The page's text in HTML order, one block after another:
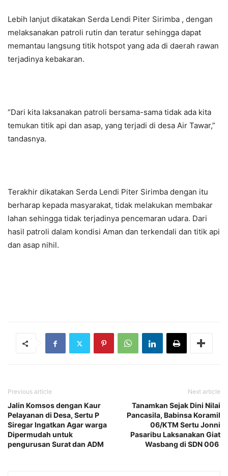
Lebih lanjut dikatakan Serda Lendi Piter Sirimba , dengan
melaksanakan patroli rutin dan teratur sehingga dapat
memantau langsung titik hotspot yang ada di daerah rawan
terjadinya kebakaran.
“Dari kita laksanakan patroli bersama-sama tidak ada kita
temukan titik api dan asap, yang terjadi di desa Air Tawar,”
tandasnya.
Terakhir dikatakan Serda Lendi Piter Sirimba dengan itu
berharap kepada masyarakat, tidak melakukan membakar
lahan sehingga tidak terjadinya pencemaran udara. Dari
hasil patroli dalam kondisi Aman dan terkendali dan titik api
dan asap nihil.
Previous article
Jalin Komsos dengan Kaur
Pelayanan di Desa, Sertu P
Siregar Ingatkan Agar warga
Dipermudah untuk
pengurusan Surat dan ADM
Next article
Tanamkan Sejak Dini Nilai
Pancasila, Babinsa Koramil
06/KTM Sertu Jonni
Pasaribu Laksanakan Giat
Wasbang di SDN 006